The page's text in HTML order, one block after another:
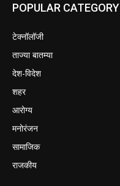
POPULAR CATEGORY
टेक्नॉलॉजी
ताज्या बातम्या
देश-विदेश
शहर
आरोग्य
मनोरंजन
सामाजिक
राजकीय